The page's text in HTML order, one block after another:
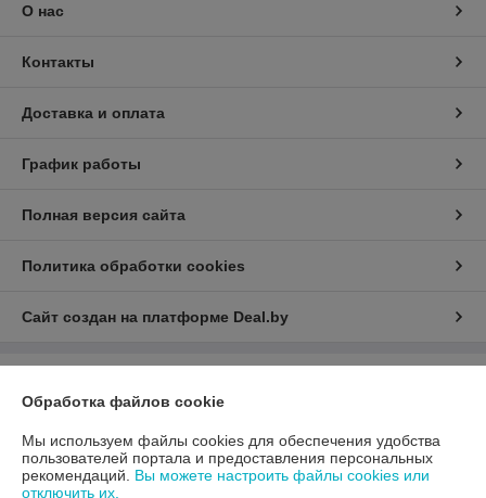
О нас
Контакты
Доставка и оплата
График работы
Полная версия сайта
Политика обработки cookies
Сайт создан на платформе Deal.by
220037, г. Минск, ул. Аннаева 84/7,комната 1-6
Регистрационный номер ЕГР: 193597061
Обработка файлов cookie
Мы используем файлы cookies для обеспечения удобства
пользователей портала и предоставления персональных
рекомендаций. Вы можете настроить файлы cookies или
отключить их.